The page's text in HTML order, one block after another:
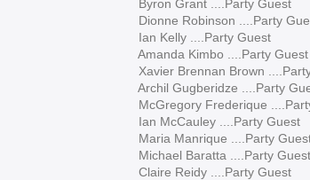
Byron Grant ....Party Guest
Dionne Robinson ....Party
Ian Kelly ....Party Guest
Amanda Kimbo ....Party Guest
Xavier Brennan Brown ....Party
Archil Gugberidze ....Party
McGregory Frederique ....Party
Ian McCauley ....Party Guest
Maria Manrique ....Party
Michael Baratta ....Party Guest
Claire Reidy ....Party Guest